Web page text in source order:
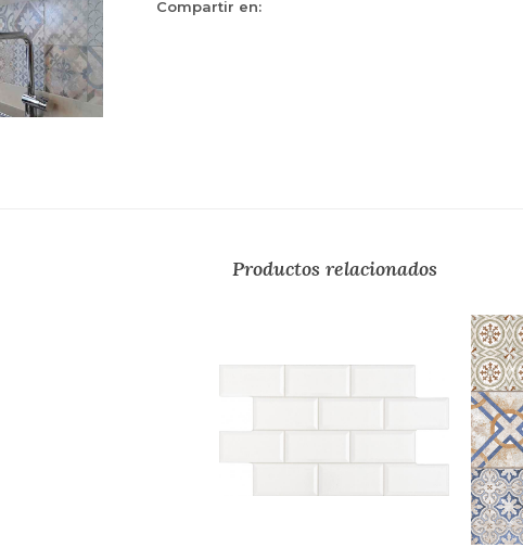
Compartir en:
Productos relacionados